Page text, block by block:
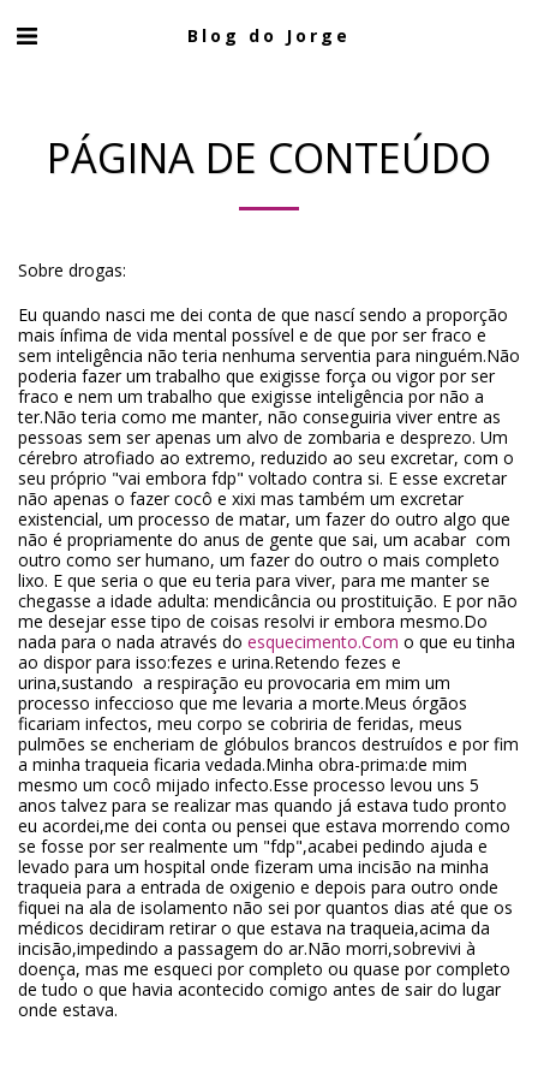
Blog do Jorge
PÁGINA DE CONTEÚDO
Sobre drogas:
Eu quando nasci me dei conta de que nascí sendo a proporção
mais ínfima de vida mental possível e de que por ser fraco e
sem inteligência não teria nenhuma serventia para ninguém.Não
poderia fazer um trabalho que exigisse força ou vigor por ser
fraco e nem um trabalho que exigisse inteligência por não a
ter.Não teria como me manter, não conseguiria viver entre as
pessoas sem ser apenas um alvo de zombaria e desprezo. Um
cérebro atrofiado ao extremo, reduzido ao seu excretar, com o
seu próprio "vai embora fdp" voltado contra si. E esse excretar
não apenas o fazer cocô e xixi mas também um excretar
existencial, um processo de matar, um fazer do outro algo que
não é propriamente do anus de gente que sai, um acabar com
outro como ser humano, um fazer do outro o mais completo
lixo. E que seria o que eu teria para viver, para me manter se
chegasse a idade adulta: mendicância ou prostituição. E por não
me desejar esse tipo de coisas resolvi ir embora mesmo.Do
nada para o nada através do esquecimento.Com o que eu tinha
ao dispor para isso:fezes e urina.Retendo fezes e
urina,sustando a respiração eu provocaria em mim um
processo infeccioso que me levaria a morte.Meus órgãos
ficariam infectos, meu corpo se cobriria de feridas, meus
pulmões se encheriam de glóbulos brancos destruídos e por fim
a minha traqueia ficaria vedada.Minha obra-prima:de mim
mesmo um cocô mijado infecto.Esse processo levou uns 5
anos talvez para se realizar mas quando já estava tudo pronto
eu acordei,me dei conta ou pensei que estava morrendo como
se fosse por ser realmente um "fdp",acabei pedindo ajuda e
levado para um hospital onde fizeram uma incisão na minha
traqueia para a entrada de oxigenio e depois para outro onde
fiquei na ala de isolamento não sei por quantos dias até que os
médicos decidiram retirar o que estava na traqueia,acima da
incisão,impedindo a passagem do ar.Não morri,sobrevivi à
doença, mas me esqueci por completo ou quase por completo
de tudo o que havia acontecido comigo antes de sair do lugar
onde estava.